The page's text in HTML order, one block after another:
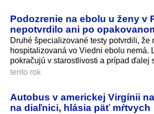
Podozrenie na ebolu u ženy v
nepotvrdilo ani po
Druhé špecializované testy potvrdili, že
hospitalizovaná vo Viedni ebolu nemá.
pokračujú v starostlivosti a prípad ďalej
tento rok
Autobus v americkej Virgínii
na diaľnici, hlásia päť mŕtvych